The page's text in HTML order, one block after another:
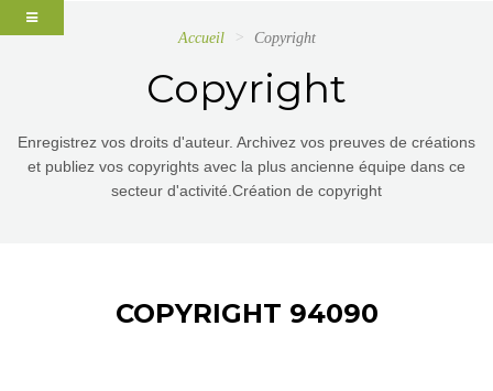
Accueil Copyright
Copyright
Enregistrez vos droits d'auteur. Archivez vos preuves de créations
et publiez vos copyrights avec la plus ancienne équipe dans ce
secteur d'activité.Création de copyright
COPYRIGHT 94090